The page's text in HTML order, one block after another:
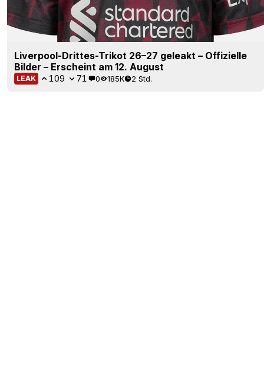
Liverpool-Drittes-Trikot 26–27 geleakt – Offizielle
Bilder – Erscheint am 12. August
LEAK 109 71 0 185K 2 Std.